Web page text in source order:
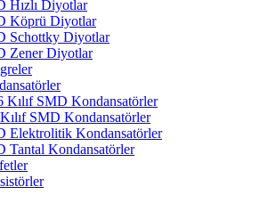
Hızlı Diyotlar
Köprü Diyotlar
Schottky Diyotlar
Zener Diyotlar
Kılıf SMD Kondansatörler
SMD Kondansatörler
Elektrolitik Kondansatörler
Tantal Kondansatörler